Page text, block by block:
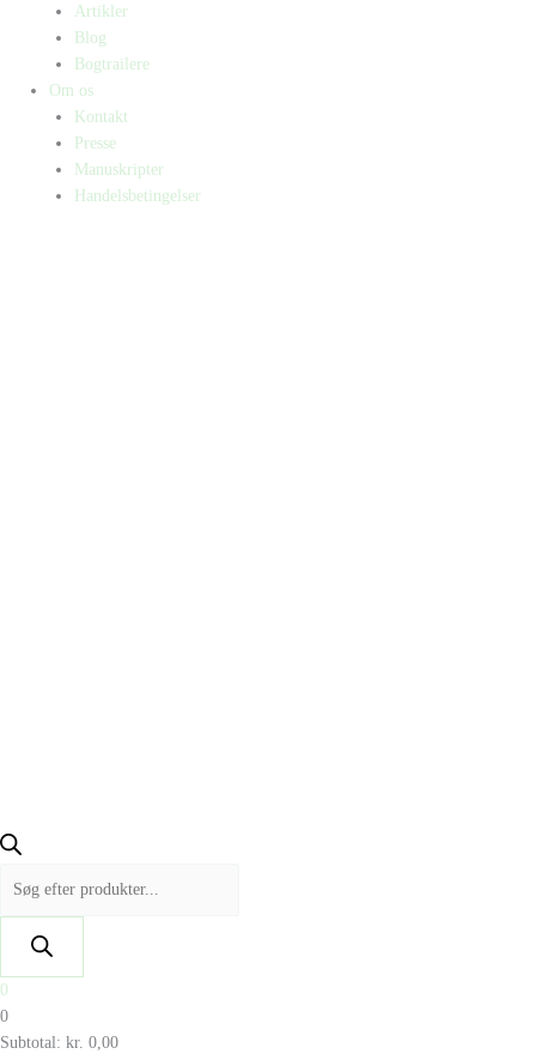
Artikler
Blog
Bogtrailere
Om os
Kontakt
Presse
Manuskripter
Handelsbetingelser
0
0
Subtotal: kr. 0,00